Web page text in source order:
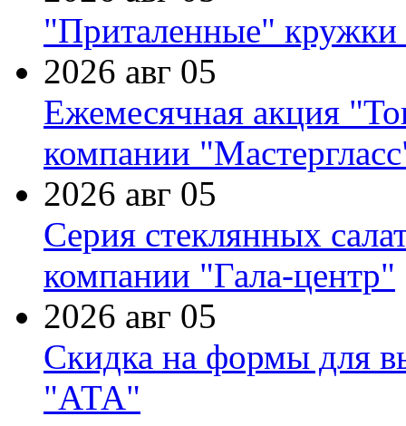
"Приталенные" кружки
2026 авг 05
Ежемесячная акция
компании
2026 авг 05
Серия стеклянных
компании "Гала-центр"
2026 авг 05
Скидка на формы для
"АТА"